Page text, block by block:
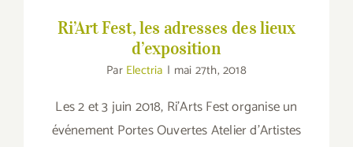
Ri’Art Fest, les adresses des lieux
d’exposition
Par Electria | mai 27th, 2018
Les 2 et 3 juin 2018, Ri'Arts Fest organise un
événement Portes Ouvertes Atelier d'Artistes